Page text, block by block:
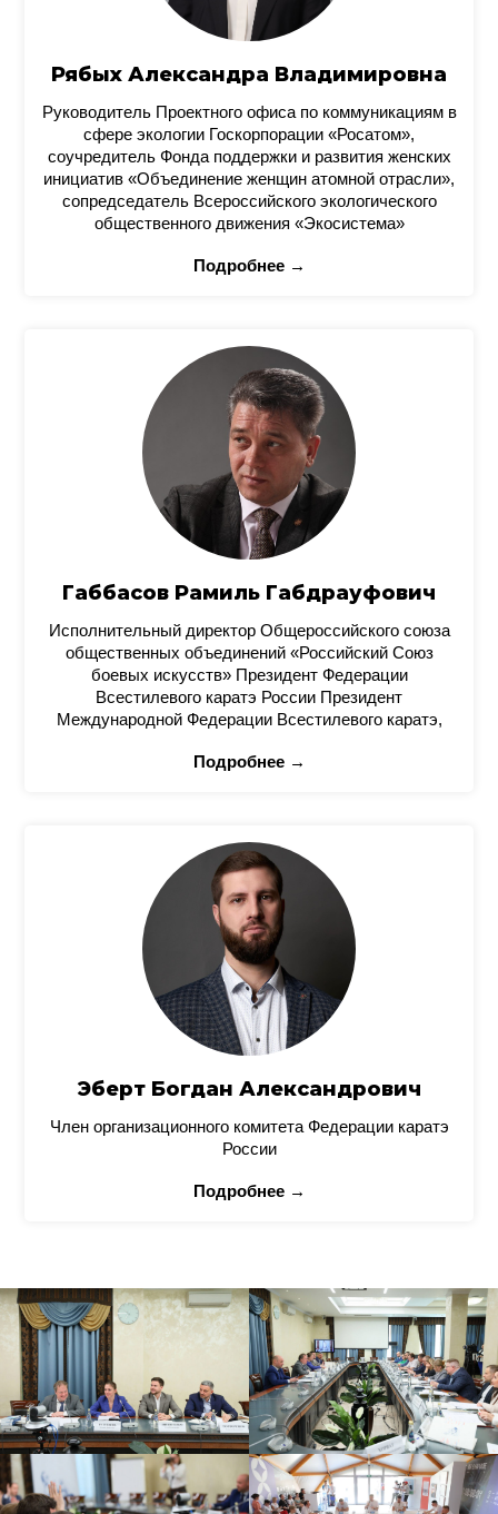
Рябых Александра Владимировна
Руководитель Проектного офиса по коммуникациям в
сфере экологии Госкорпорации «Росатом»,
соучредитель Фонда поддержки и развития женских
инициатив «Объединение женщин атомной отрасли»,
сопредседатель Всероссийского экологического
общественного движения «Экосистема»
Подробнее →
Габбасов Рамиль Габдрауфович
Исполнительный директор Общероссийского союза
общественных объединений «Российский Союз
боевых искусств» Президент Федерации
Всестилевого каратэ России Президент
Международной Федерации Всестилевого каратэ,
Подробнее →
Эберт Богдан Александрович
Член организационного комитета Федерации каратэ
России
Подробнее →